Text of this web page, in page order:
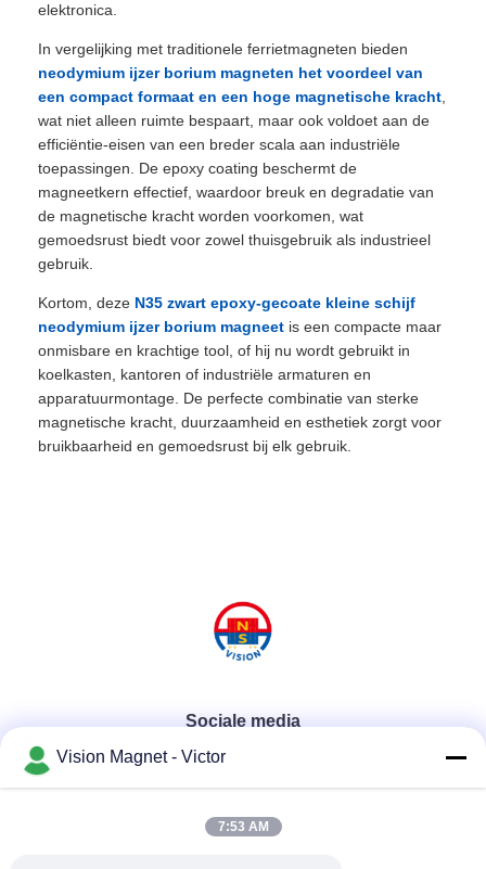
elektronica.
In vergelijking met traditionele ferrietmagneten bieden
neodymium ijzer borium magneten het voordeel van
een compact formaat en een hoge magnetische kracht
wat niet alleen ruimte bespaart, maar ook voldoet aan de
efficiëntie-eisen van een breder scala aan industriële
toepassingen. De epoxy coating beschermt de
magneetkern effectief, waardoor breuk en degradatie van
de magnetische kracht worden voorkomen, wat
gemoedsrust biedt voor zowel thuisgebruik als industrieel
gebruik.
Kortom, deze N35 zwart epoxy-gecoate kleine schijf
neodymium ijzer borium magneet is een compacte maar
onmisbare en krachtige tool, of hij nu wordt gebruikt in
koelkasten, kantoren of industriële armaturen en
apparatuurmontage. De perfecte combinatie van sterke
magnetische kracht, duurzaamheid en esthetiek zorgt voor
bruikbaarheid en gemoedsrust bij elk gebruik.
Sociale media
Snel contact
Vision Magnet - Victor
7:53 AM